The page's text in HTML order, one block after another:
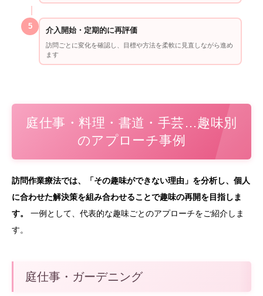
5 介入開始・定期的に再評価
訪問ごとに変化を確認し、目標や方法を柔軟に見直しながら進め
ます
庭仕事・料理・書道・手芸…趣味別
のアプローチ事例
訪問作業療法では、「その趣味ができない理由」を分析し、個人
に合わせた解決策を組み合わせることで趣味の再開を目指しま
す。
一例として、代表的な趣味ごとのアプローチをご紹介しま
す。
庭仕事・ガーデニング